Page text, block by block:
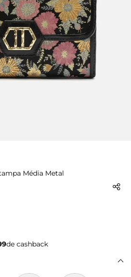
Média Metal
de cashback